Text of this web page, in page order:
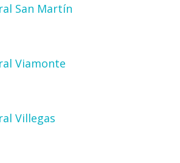
San Martín
Viamonte
Villegas